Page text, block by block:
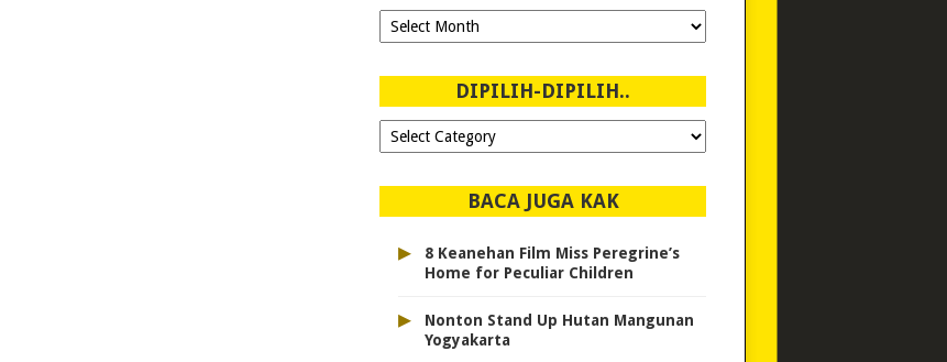
Ngeblog
Sejak
DIPILIH-DIPILIH..
Dipilih-
dipilih..
BACA JUGA KAK
▸
8 Keanehan Film Miss Peregrine’s
Home for Peculiar Children
▸
Nonton Stand Up Hutan Mangunan
Yogyakarta